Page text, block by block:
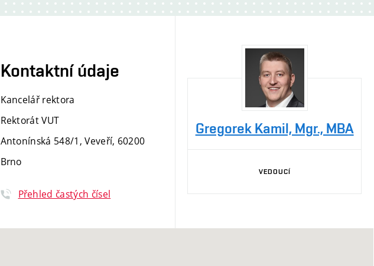
Kontaktní údaje
Kancelář rektora
Rektorát VUT
Antonínská 548/1, Veveří, 60200
Brno
Přehled častých čísel
Gregorek Kamil, Mgr., MBA
VEDOUCÍ